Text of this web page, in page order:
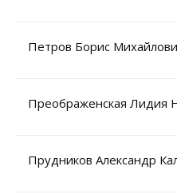
Петров Борис
Преображенская Лидия
Прудников Александр